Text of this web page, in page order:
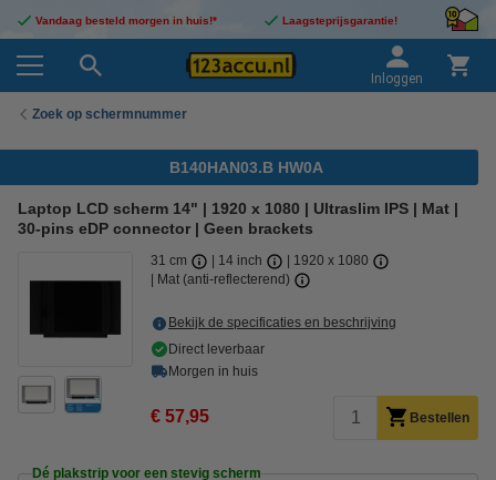
Vandaag besteld morgen in huis!* Laagsteprijsgarantie!
Inloggen
Zoek op schermnummer
B140HAN03.B HW0A
Laptop LCD scherm 14" | 1920 x 1080 | Ultraslim IPS | Mat |
30-pins eDP connector | Geen brackets
31 cm 14 inch
1920 x 1080
Mat (anti-reflecterend)
Bekijk de specificaties en beschrijving
Direct leverbaar
Morgen in huis
€ 57,95 Bestellen
Dé plakstrip voor een stevig scherm